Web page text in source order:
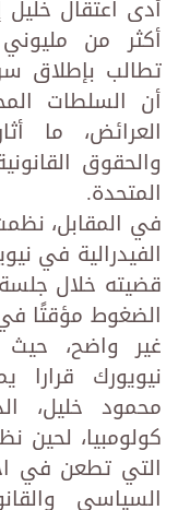
أدى اعتقال
أكثر من
تطالب بإطلاق
أن السلطات
العرائض، ما
والحقوق
المتحدة.
في المقابل،
الفيدرالية في
قضيته خلال
الضغوط مؤقتًا في
غير واضح،
نيويورك قرارا
محمود خليل،
كولومبيا، لحين
التي تطعن في
السياسي